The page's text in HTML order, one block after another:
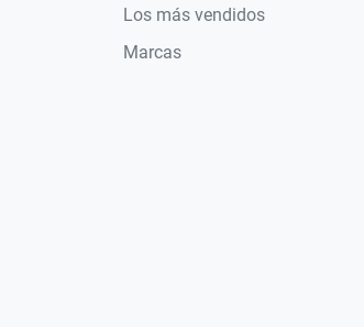
Los más vendidos
Marcas